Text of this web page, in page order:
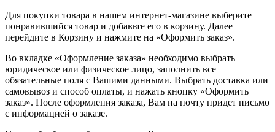
Для покупки товара в нашем интернет-магазине выберите
понравившийся товар и добавьте его в корзину. Далее
перейдите в Корзину и нажмите на «Оформить заказ».
Во вкладке «Оформление заказа» необходимо выбрать
юридическое или физическое лицо, заполнить все
обязательные поля с Вашими данными. Выбрать доставка или
самовывоз и способ оплаты, и нажать кнопку «Оформить
заказ». После оформления заказа, Вам на почту придет письмо
с информацией о заказе.